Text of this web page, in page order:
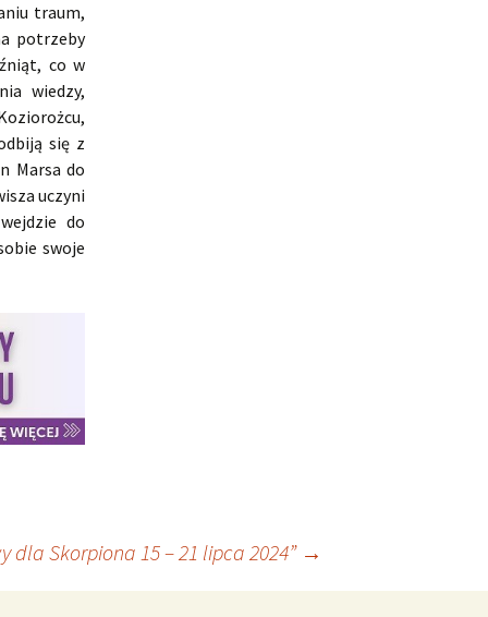
traum,
potrzeby
co w
wiedzy,
się z
Marsa do
uczyni
do
swoje
dla Skorpiona 15 – 21 lipca 2024” →